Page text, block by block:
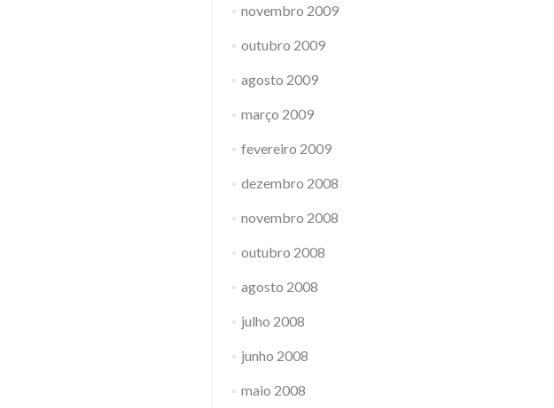
novembro 2009
outubro 2009
agosto 2009
março 2009
fevereiro 2009
dezembro 2008
novembro 2008
outubro 2008
agosto 2008
julho 2008
junho 2008
maio 2008